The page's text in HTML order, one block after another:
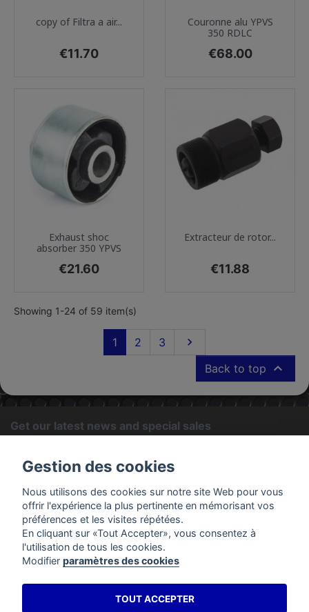
copy of Filtra a air...
Price
€11.70
Couronne alu YPVS
350 RDLC
Price
€68.00
Exhaust shoc
absorber 350 YPVS
Price
€21.60
Extracteur de rotor...
Price
€11.88
Showing 1-24 of 59 item(s)
1 2 3 Next

Back to top 
Get our latest news and special sales
find our contact info in the legal notice.
PRODUCTS
Gestion des cookies
Nous utilisons des cookies sur notre site Web pour vous
offrir l'expérience la plus pertinente en mémorisant vos
préférences et les visites répétées.
En cliquant sur «Tout Accepter», vous consentez à
l'utilisation de tous les cookies.
Modifier paramètres des cookies
TOUT ACCEPTER